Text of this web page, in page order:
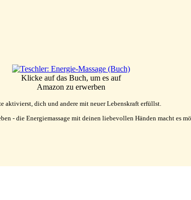
Klicke auf das Buch, um es auf
Amazon zu erwerben
aktivierst, dich und andere mit neuer Lebenskraft erfüllst.
- die Energiemassage mit deinen liebevollen Händen macht es